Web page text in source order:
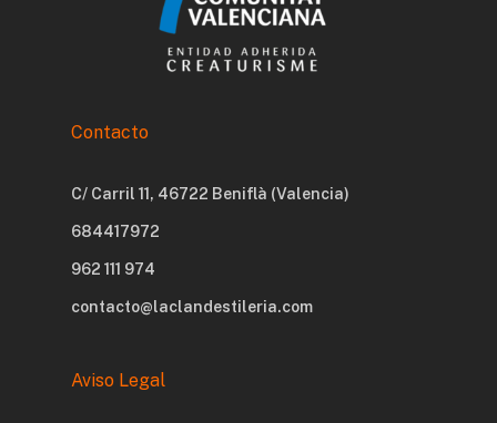
Contacto
C/ Carril 11, 46722 Beniflà (Valencia)
684417972
962 111 974
contacto@laclandestileria.com
Aviso Legal